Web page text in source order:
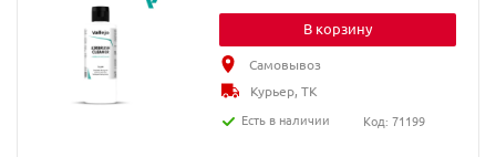
В корзину
Самовывоз
Курьер, ТК
Есть в наличии
Код: 71199